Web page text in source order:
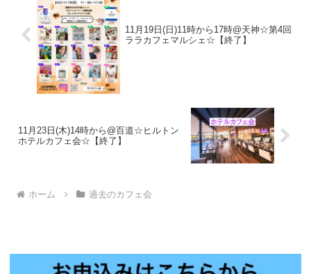
11月19日(日)11時から17時@天神☆第4回
ララカフェマルシェ☆【終了】
11月23日(木)14時から@百道☆ヒルトン
ホテルカフェ会☆【終了】
ホーム 過去のカフェ会